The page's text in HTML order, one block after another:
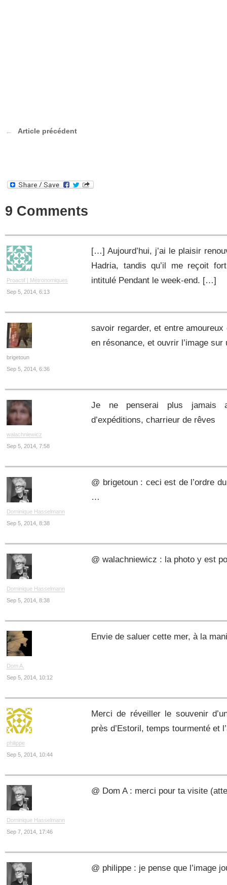
Article précédent
9 Comments
Proactif | Métronomiques
Sep 5, 2014, 6:13
[…] Aujourd’hui, j’ai le plaisir
Hadria, tandis qu’il me reçoit
intitulé Pendant le week-end. […]
brigetoun
Sep 5, 2014, 6:36
savoir regarder, et entre
en résonance, et ouvrir l’image sur
walachniewicz
Sep 5, 2014, 7:58
Je ne penserai plus jamais
d’expéditions, charrieur de rêves
Dominique Hasselmann
Sep 5, 2014, 8:38
@ brigetoun : ceci est de l’ordre
…
Dominique Hasselmann
Sep 5, 2014, 8:38
@ walachniewicz : la photo y est
Dom A.
Sep 5, 2014, 10:12
Envie de saluer cette mer, à la
philippe
Sep 5, 2014, 10:44
Merci de réveiller le souvenir
près d’Estoril, temps tourmenté et
Dominique Hasselmann
Sep 7, 2014, 17:46
@ Dom A : merci pour ta visite
@ philippe : je pense que l’image